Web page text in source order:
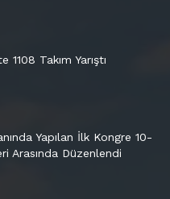
1108 Takım Yarıştı
Yapılan İlk Kongre 10-
Arasında Düzenlendi